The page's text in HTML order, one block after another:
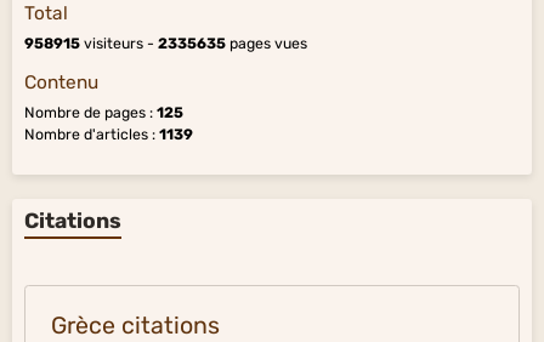
Total
958915 visiteurs - 2335635 pages vues
Contenu
Nombre de pages : 125
Nombre d'articles : 1139
Citations
Grèce citations